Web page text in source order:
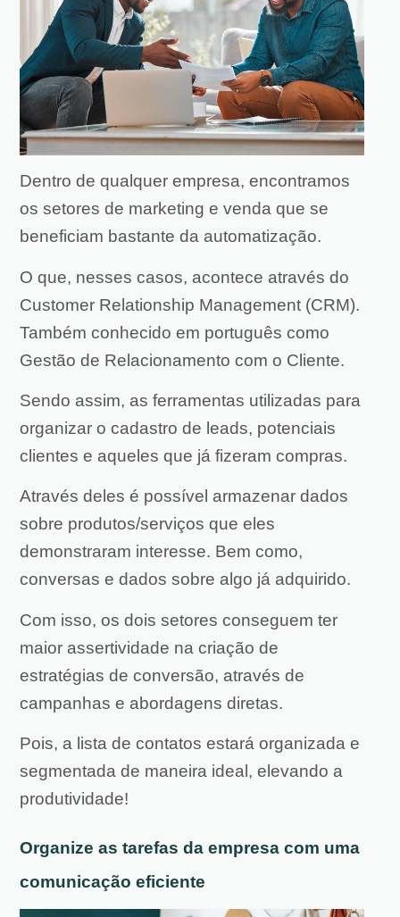
Dentro de qualquer empresa, encontramos
os setores de marketing e venda que se
beneficiam bastante da automatização.
O que, nesses casos, acontece através do
Customer Relationship Management (CRM).
Também conhecido em português como
Gestão de Relacionamento com o Cliente.
Sendo assim, as ferramentas utilizadas para
organizar o cadastro de leads, potenciais
clientes e aqueles que já fizeram compras.
Através deles é possível armazenar dados
sobre produtos/serviços que eles
demonstraram interesse. Bem como,
conversas e dados sobre algo já adquirido.
Com isso, os dois setores conseguem ter
maior assertividade na criação de
estratégias de conversão, através de
campanhas e abordagens diretas.
Pois, a lista de contatos estará organizada e
segmentada de maneira ideal, elevando a
produtividade!
Organize as tarefas da empresa com uma
comunicação eficiente